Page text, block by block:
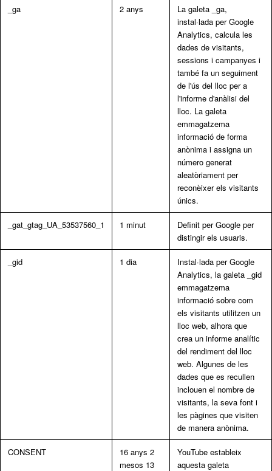
_ga 2 anys
La galeta _ga,
instal·lada per Google
Analytics, calcula les
dades de visitants,
sessions i campanyes i
també fa un seguiment
de l'ús del lloc per a
l'informe d'anàlisi del
lloc. La galeta
emmagatzema
informació de forma
anònima i assigna un
número generat
aleatòriament per
reconèixer els visitants
únics.
_gat_gtag_UA_53537560_1 1 minut
Definit per Google per
distingir els usuaris.
_gid 1 dia
Instal·lada per Google
Analytics, la galeta _gid
emmagatzema
informació sobre com
els visitants utilitzen un
lloc web, alhora que
crea un informe analític
del rendiment del lloc
web. Algunes de les
dades que es recullen
inclouen el nombre de
visitants, la seva font i
les pàgines que visiten
de manera anònima.
CONSENT
16 anys 2
mesos 13
YouTube estableix
aquesta galeta